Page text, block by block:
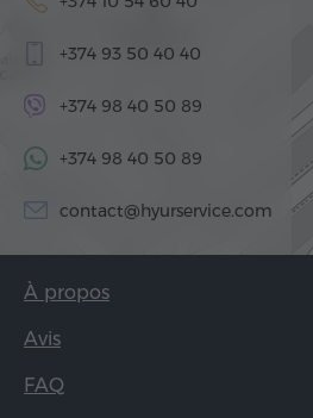
+374 93 50 40 40
+374 98 40 50 89
+374 98 40 50 89
contact@hyurservice.com
À propos
Avis
FAQ